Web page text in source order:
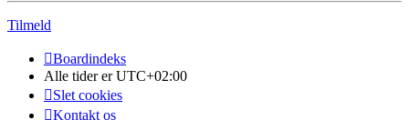
Tilmeld
Boardindeks
Alle tider erUTC+02:00
Slet cookies
Kontakt os